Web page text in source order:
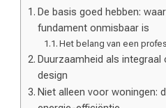
De basis goed hebben:
fundament onmisbaar is
Het belang van een
Duurzaamheid als
design
Niet alleen voor woningen: